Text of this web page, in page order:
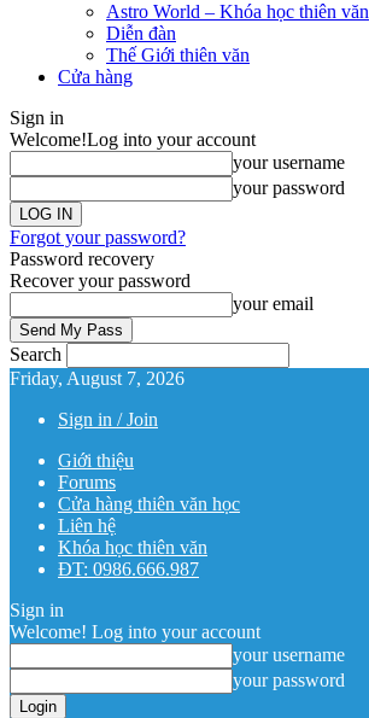
Astro World – Khóa học thiên văn
Diễn đàn
Thế Giới thiên văn
Cửa hàng
Sign in
Welcome!Log into your account
your username
your password
Forgot your password?
Password recovery
Recover your password
your email
Search
Friday, August 7, 2026
Sign in / Join
Giới thiệu
Forums
Cửa hàng thiên văn học
Liên hệ
Khóa học thiên văn
ĐT: 0986.666.987
Sign in
Welcome! Log into your account
your username
your password